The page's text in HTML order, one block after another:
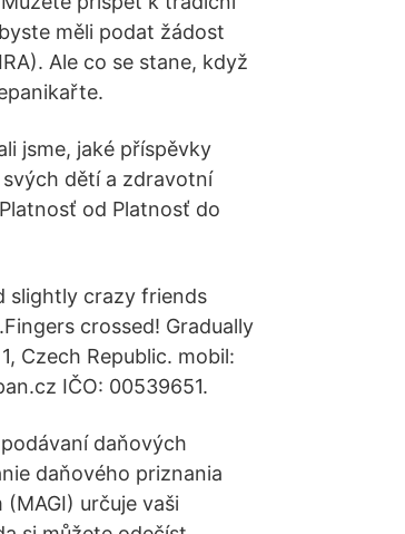
měli podat žádost
Ale co se stane, když
jsme, jaké příspěvky
dětí a zdravotní
od Platnosť do
slightly crazy friends
crossed! Gradually
Czech Republic. mobil:
IČO: 00539651.
daňových
daňového priznania
určuje vaši